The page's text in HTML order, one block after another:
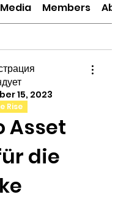
Media Members
15, 2023
Rise
Asset
die